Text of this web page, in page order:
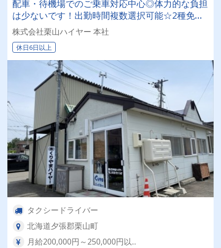
配車・待機場でのご乗車対応中心◎体力的な負担
は少ないです！出勤時間複数選択可能☆2種免許
取得費用は会社負担でドライバーデビュー可能！
株式会社栗山ハイヤー 本社
休日6日以上
タクシードライバー
北海道夕張郡栗山町
月給200,000円～250,000円以...